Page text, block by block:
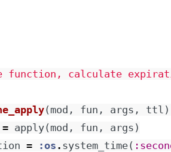
function, calculate
( mod , fun , args , ttl )
= apply( mod , fun , args )
= :os . system_time(